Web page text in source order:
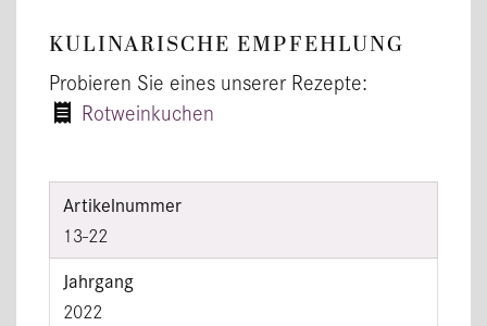
KULINARISCHE EMPFEHLUNG
Probieren Sie eines unserer Rezepte:
Rotweinkuchen
Artikelnummer
13-22
Jahrgang
2022